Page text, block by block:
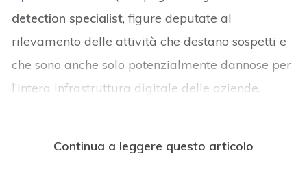
detection specialist, figure deputate al
rilevamento delle attività che destano sospetti e
che sono anche solo potenzialmente dannose per
l’intera infrastruttura digitale delle aziende.
Continua a leggere questo articolo